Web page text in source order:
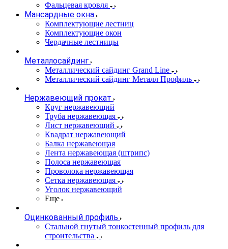
Фальцевая кровля
Мансардные окна
Комплектующие лестниц
Комплектующие окон
Чердачные лестницы
Металлосайдинг
Металлический сайдинг Grand Line
Металлический сайдинг Металл Профиль
Нержавеющий прокат
Круг нержавеющий
Труба нержавеющая
Лист нержавеющий
Квадрат нержавеющий
Балка нержавеющая
Лента нержавеющая (штрипс)
Полоса нержавеющая
Проволока нержавеющая
Сетка нержавеющая
Уголок нержавеющий
Еще
Оцинкованный профиль
Стальной гнутый тонкостенный профиль для
строительства